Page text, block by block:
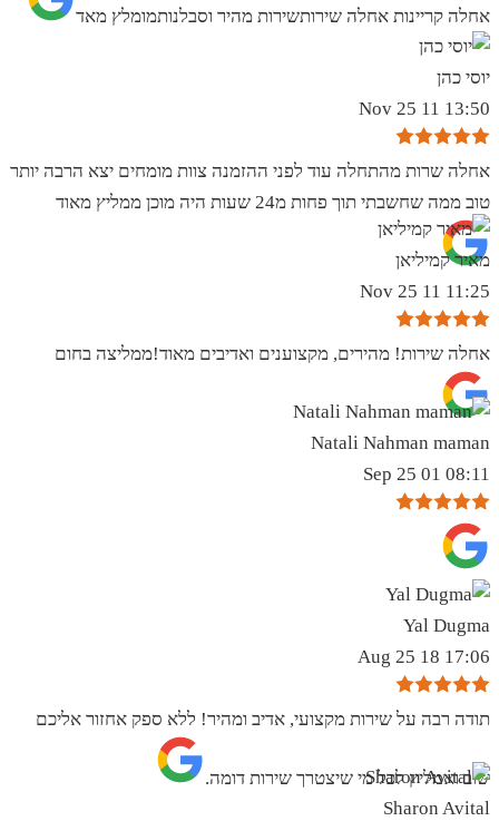
אחלה קריינות אחלה שירותשירות מהיר וסבלנותמומלץ מאד
יוסי כהן
13:50 11 Nov 25
אחלה שרות מהתחלה עוד לפני ההזמנה צוות מומחים יצא הרבה יותר
טוב ממה שחשבתי תוך פחות מ24 שעות היה מוכן ממליץ מאוד
מאיר קמיליאן
11:25 11 Nov 25
אחלה שירות! מהירים, מקצוענים ואדיבים מאוד!ממליצה בחום
Natali Nahman maman
08:11 01 Sep 25
Yal Dugma
17:06 18 Aug 25
תודה רבה על שירות מקצועי, אדיב ומהיר! ללא ספק אחזור אליכם
שוב ואמליץ לכל מי שיצטרך שירות דומה.
Sharon Avital